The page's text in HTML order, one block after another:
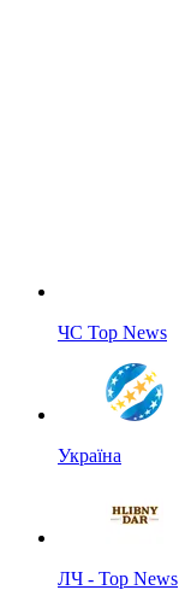
ЧС Top News
Україна
ЛЧ - Top News